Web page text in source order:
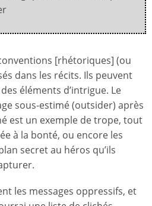
[rhétoriques] (ou
dans les récits. Ils peuvent
éléments d’intrigue. Le
sous-estimé (outsider) après
est un exemple de trope, tout
à la bonté, ou encore les
secret au héros qu’ils
les messages oppressifs, et